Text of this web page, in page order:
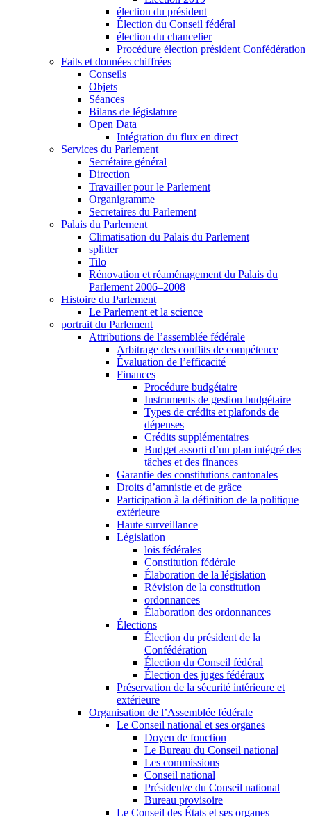
élection du président
Élection du Conseil fédéral
élection du chancelier
Procédure élection président Confédération
Faits et données chiffrées
Conseils
Objets
Séances
Bilans de législature
Open Data
Intégration du flux en direct
Services du Parlement
Secrétaire général
Direction
Travailler pour le Parlement
Organigramme
Secretaires du Parlement
Palais du Parlement
Climatisation du Palais du Parlement
splitter
Tilo
Rénovation et réaménagement du Palais du
Parlement 2006–2008
Histoire du Parlement
Le Parlement et la science
portrait du Parlement
Attributions de l’assemblée fédérale
Arbitrage des conflits de compétence
Évaluation de l’efficacité
Finances
Procédure budgétaire
Instruments de gestion budgétaire
Types de crédits et plafonds de
dépenses
Crédits supplémentaires
Budget assorti d’un plan intégré des
tâches et des finances
Garantie des constitutions cantonales
Droits d’amnistie et de grâce
Participation à la définition de la politique
extérieure
Haute surveillance
Législation
lois fédérales
Constitution fédérale
Élaboration de la législation
Révision de la constitution
ordonnances
Élaboration des ordonnances
Élections
Élection du président de la
Confédération
Élection du Conseil fédéral
Élection des juges fédéraux
Préservation de la sécurité intérieure et
extérieure
Organisation de l’Assemblée fédérale
Le Conseil national et ses organes
Doyen de fonction
Le Bureau du Conseil national
Les commissions
Conseil national
Président/e du Conseil national
Bureau provisoire
Le Conseil des États et ses organes